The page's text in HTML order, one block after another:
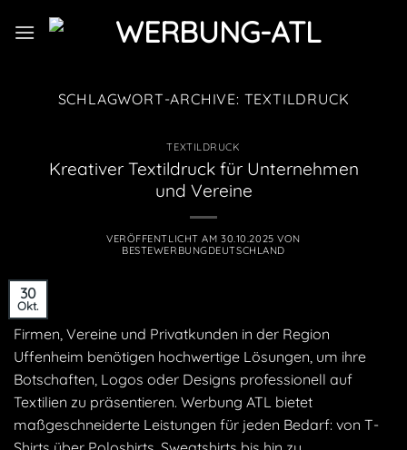
Inhalt
SCHLAGWORT-ARCHIVE: TEXTILDRUCK
TEXTILDRUCK
Kreativer Textildruck für Unternehmen
und Vereine
VERÖFFENTLICHT AM30.10.2025 VON
BESTEWERBUNGDEUTSCHLAND
30
Okt.
Firmen, Vereine und Privatkunden in der Region
Uffenheim benötigen hochwertige Lösungen, um ihre
Botschaften, Logos oder Designs professionell auf
Textilien zu präsentieren. Werbung ATL bietet
maßgeschneiderte Leistungen für jeden Bedarf: von T-